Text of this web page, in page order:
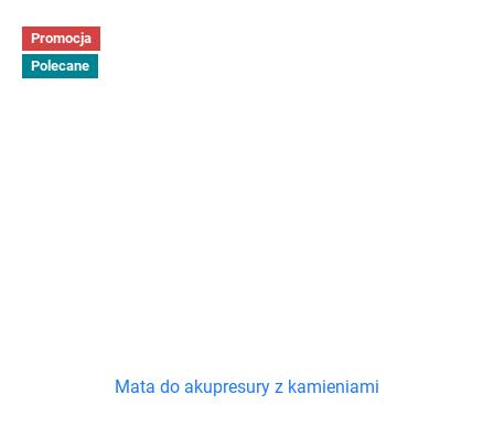
Promocja
Polecane
Mata do akupresury z kamieniami